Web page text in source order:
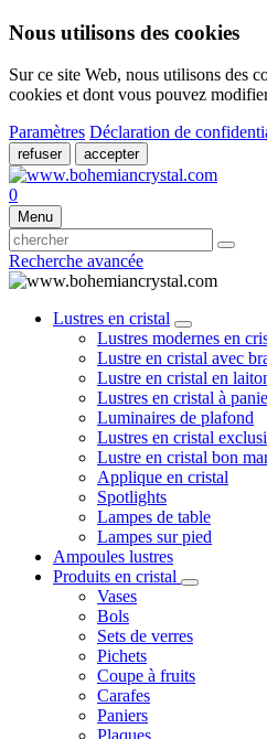
Nous utilisons des cookies
Sur ce site Web, nous utilisons des
cookies et dont vous pouvez
Paramètres Déclaration de
refuser accepter
0
Menu
Recherche avancée
Lustres en cristal
Lustres modernes en
Lustre en cristal avec
Lustre en cristal en
Lustres en cristal à
Luminaires de plafond
Lustres en cristal
Lustre en cristal bon
Applique en cristal
Spotlights
Lampes de table
Lampes sur pied
Ampoules lustres
Produits en cristal
Vases
Bols
Sets de verres
Pichets
Coupe à fruits
Carafes
Paniers